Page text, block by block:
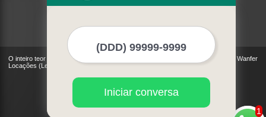
Mais Serviços
O inteiro teor deste site está sujeito à proteção de direitos autorais. Copyright© Wanfer
Locações (Lei 9610 de 19/02/1998)
1
Iniciar conversa